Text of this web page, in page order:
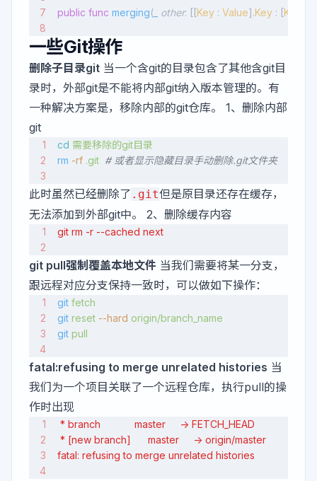
public func merging( other: [[Key : Value].Key : [Key
一些Git操作
删除子目录git 当一个含git的目录包含了其他含git目
录时，外部git是不能将内部git纳入版本管理的。有
一种解决方案是，移除内部的git仓库。 1、删除内部
git
cd 需要移除的git目录
rm -rf .git
  # 或者显示隐藏目录手动删除.git文件夹
此时虽然已经删除了 .git但是原目录还存在缓存，
无法添加到外部git中。 2、删除缓存内容
git rm -r --cached next
git pull强制覆盖本地文件 当我们需要将某一分支，
跟远程对应分支保持一致时，可以做如下操作：
git fetch
git reset --hard origin/branch_name
git pull
fatal:refusing to merge unrelated histories 当
我们为一个项目关联了一个远程仓库，执行pull的操
作时出现
* branch            master     -> FETCH_HEAD
* [new branch]      master     -> origin/master
fatal: refusing to merge unrelated histories